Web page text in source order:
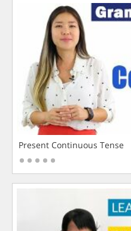
Present Continuous Tense